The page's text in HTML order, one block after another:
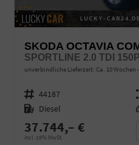
SKODA OCTAVIA
SPORTLINE 2.0 TDI
unverbindliche Lieferzeit: Ca. 10 Wochen
Fahrzeugnr. 44187
Kraftstoff Diesel
37.744,– €
incl. 19% MwSt.